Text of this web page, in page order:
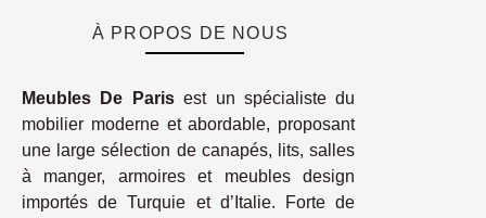
À PROPOS DE NOUS
Meubles De Parisest un spécialiste du
mobilier moderne et abordable, proposant
une large sélection de canapés, lits, salles
à manger, armoires et meubles design
importés de Turquie et d’Italie. Forte de